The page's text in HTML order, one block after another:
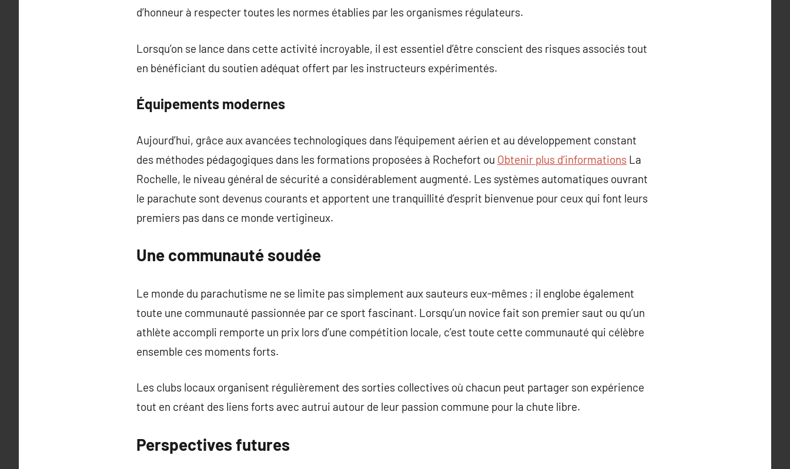
d’honneur à respecter toutes les normes établies par les organismes régulateurs.
Lorsqu’on se lance dans cette activité incroyable, il est essentiel d’être conscient des risques associés tout
en bénéficiant du soutien adéquat offert par les instructeurs expérimentés.
Équipements modernes
Aujourd’hui, grâce aux avancées technologiques dans l’équipement aérien et au développement constant
des méthodes pédagogiques dans les formations proposées à Rochefort ou Obtenir plus d’informations La
Rochelle, le niveau général de sécurité a considérablement augmenté. Les systèmes automatiques ouvrant
le parachute sont devenus courants et apportent une tranquillité d’esprit bienvenue pour ceux qui font leurs
premiers pas dans ce monde vertigineux.
Une communauté soudée
Le monde du parachutisme ne se limite pas simplement aux sauteurs eux-mêmes ; il englobe également
toute une communauté passionnée par ce sport fascinant. Lorsqu’un novice fait son premier saut ou qu’un
athlète accompli remporte un prix lors d’une compétition locale, c’est toute cette communauté qui célèbre
ensemble ces moments forts.
Les clubs locaux organisent régulièrement des sorties collectives où chacun peut partager son expérience
tout en créant des liens forts avec autrui autour de leur passion commune pour la chute libre.
Perspectives futures